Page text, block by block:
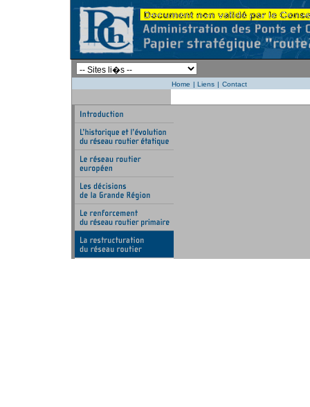
Home | Liens | Contact